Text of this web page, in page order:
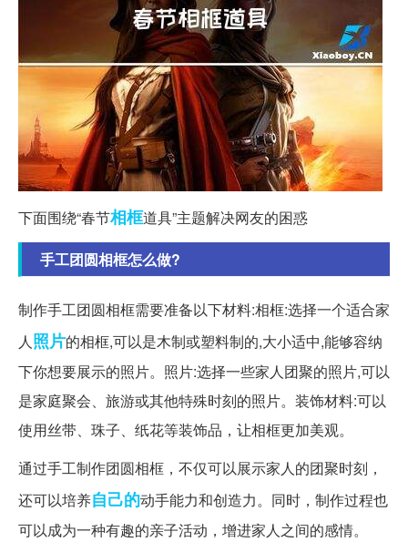
下面围绕“春节相框道具”主题解决网友的困惑
手工团圆相框怎么做?
制作手工团圆相框需要准备以下材料:相框:选择一个适合家
人照片的相框,可以是木制或塑料制的,大小适中,能够容纳
下你想要展示的照片。照片:选择一些家人团聚的照片,可以
是家庭聚会、旅游或其他特殊时刻的照片。装饰材料:可以
使用丝带、珠子、纸花等装饰品，让相框更加美观。
通过手工制作团圆相框，不仅可以展示家人的团聚时刻，
还可以培养自己的动手能力和创造力。同时，制作过程也
可以成为一种有趣的亲子活动，增进家人之间的感情。